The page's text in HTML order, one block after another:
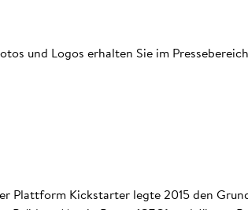
und Logos erhalten Sie im
Plattform Kickstarter legte 2015 den